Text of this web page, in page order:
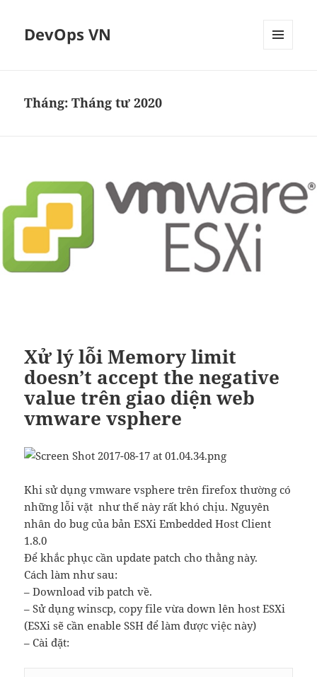
DevOps VN
Tháng:Tháng tư 2020
Xử lý lỗi Memory limit
doesn’t accept the negative
value trên giao diện web
vmware vsphere
Khi sử dụng vmware vsphere trên firefox thường có
những lỗi vặt như thế này rất khó chịu. Nguyên
nhân do bug của bản ESXi Embedded Host Client
1.8.0
Để khắc phục cần update patch cho thằng này.
Cách làm như sau:
– Download vib patch về.
– Sử dụng winscp, copy file vừa down lên host ESXi
(ESXi sẽ cần enable SSH để làm được việc này)
– Cài đặt: